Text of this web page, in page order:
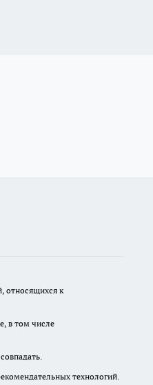
относящихся к
в том числе
технологий.